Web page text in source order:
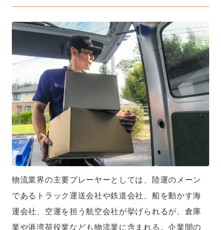
物流業界の主要プレーヤーとしては、陸運のメーン
であるトラック運送会社や鉄道会社、船を動かす海
運会社、空運を担う航空会社が挙げられるが、倉庫
業や港湾荷役業なども物流業に含まれる。企業間の